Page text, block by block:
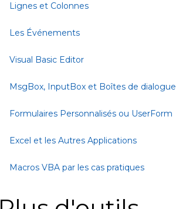
Lignes et Colonnes
Les Événements
Visual Basic Editor
MsgBox, InputBox et Boîtes de dialogue
Formulaires Personnalisés ou UserForm
Excel et les Autres Applications
Macros VBA par les cas pratiques